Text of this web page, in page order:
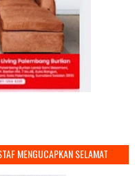
MENGUCAPKAN SELAMAT